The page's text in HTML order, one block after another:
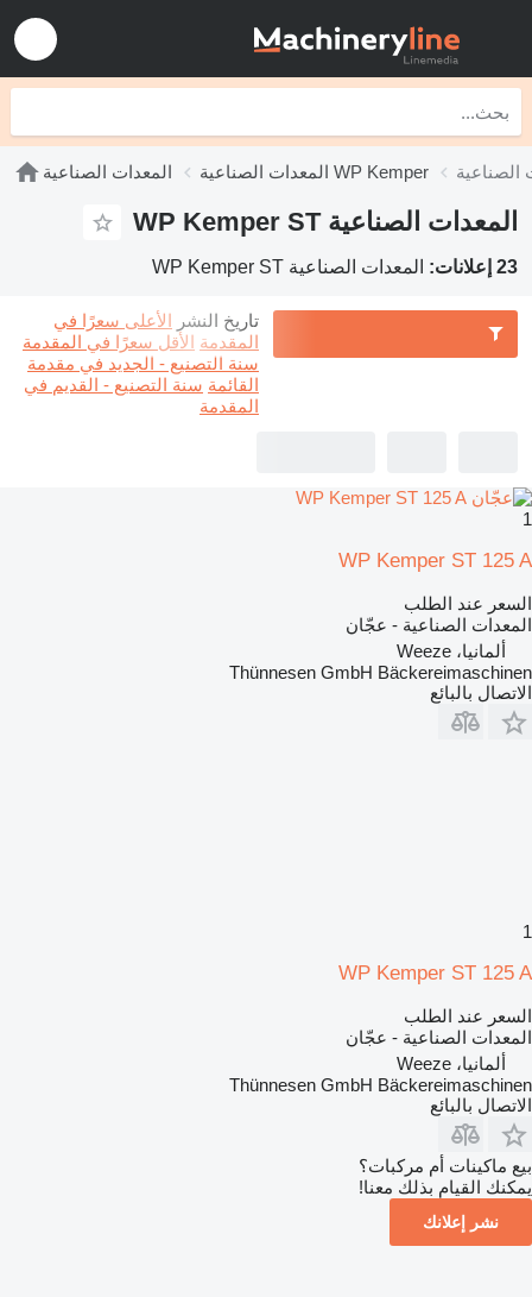
المعدات الصناعية المعدات الصناعية WP Kemper
المعدات الصناعية WP Kemper ST
23 إعلانات: المعدات الصناعية WP Kemper ST
تاريخ النشر الأعلى سعرًا في
المقدمة الأقل سعرًا في المقدمة
سنة التصنيع - الجديد في مقدمة
القائمة سنة التصنيع - القديم في
المقدمة
1
WP Kemper ST 125 A
السعر عند الطلب
المعدات الصناعية - عجّان
ألمانيا، Weeze
Thünnesen GmbH Bäckereimaschinen
الاتصال بالبائع
1
WP Kemper ST 125 A
السعر عند الطلب
المعدات الصناعية - عجّان
ألمانيا، Weeze
Thünnesen GmbH Bäckereimaschinen
الاتصال بالبائع
بيع ماكينات أم مركبات؟
يمكنك القيام بذلك معنا!
نشر إعلانك